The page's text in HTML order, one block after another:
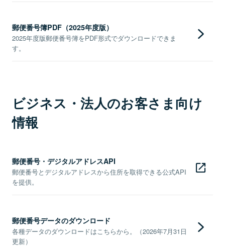
郵便番号簿PDF（2025年度版）
2025年度版郵便番号簿をPDF形式でダウンロードできま
す。
ビジネス・法人のお客さま向け
情報
郵便番号・デジタルアドレスAPI
郵便番号とデジタルアドレスから住所を取得できる公式API
を提供。
郵便番号データのダウンロード
各種データのダウンロードはこちらから。（2026年7月31日
更新）